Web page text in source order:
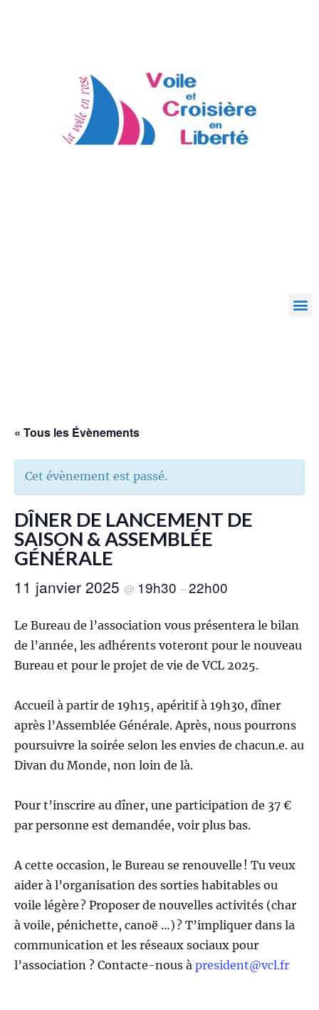
« Tous les Évènements
Cet évènement est passé.
DÎNER DE LANCEMENT DE
SAISON & ASSEMBLÉE
GÉNÉRALE
11 janvier 2025 @ 19h30 –22h00
Le Bureau de l’association vous présentera le bilan
de l’année, les adhérents voteront pour le nouveau
Bureau et pour le projet de vie de VCL 2025.
Accueil à partir de 19h15, apéritif à 19h30, dîner
après l’Assemblée Générale. Après, nous pourrons
poursuivre la soirée selon les envies de chacun.e. au
Divan du Monde, non loin de là.
Pour t’inscrire au dîner, une participation de 37 €
par personne est demandée, voir plus bas.
A cette occasion, le Bureau se renouvelle ! Tu veux
aider à l’organisation des sorties habitables ou
voile légère ? Proposer de nouvelles activités (char
à voile, pénichette, canoë …) ? T’impliquer dans la
communication et les réseaux sociaux pour
l’association ? Contacte-nous à president@vcl.fr